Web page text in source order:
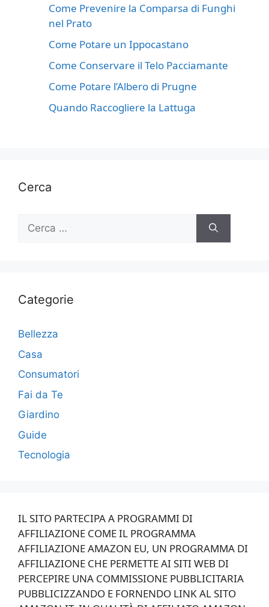
Come Prevenire la Comparsa di Funghi
nel Prato
Come Potare un Ippocastano
Come Conservare il Telo Pacciamante
Come Potare l’Albero di Prugne
Quando Raccogliere la Lattuga
Cerca
Ricerca
Categorie
Bellezza
Casa
Consumatori
Fai da Te
Giardino
Guide
Tecnologia
IL SITO PARTECIPA A PROGRAMMI DI
AFFILIAZIONE COME IL PROGRAMMA
AFFILIAZIONE AMAZON EU, UN PROGRAMMA DI
AFFILIAZIONE CHE PERMETTE AI SITI WEB DI
PERCEPIRE UNA COMMISSIONE PUBBLICITARIA
PUBBLICIZZANDO E FORNENDO LINK AL SITO